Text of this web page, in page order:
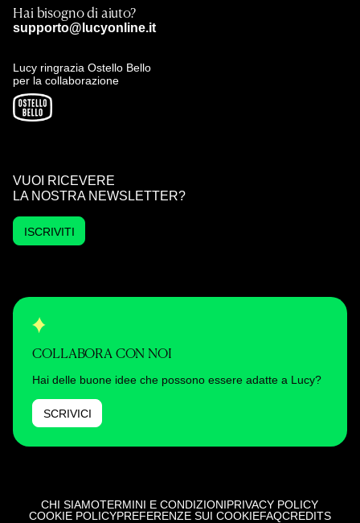
Hai bisogno di aiuto?
supporto@lucyonline.it
Lucy ringrazia Ostello Bello
per la collaborazione
VUOI RICEVERE
LA NOSTRA NEWSLETTER?
ISCRIVITI
COLLABORA CON NOI
Hai delle buone idee che possono essere adatte a Lucy?
SCRIVICI
CHI SIAMOTERMINI E CONDIZIONIPRIVACY POLICY
COOKIE POLICYPREFERENZE SUI COOKIEFAQCREDITS